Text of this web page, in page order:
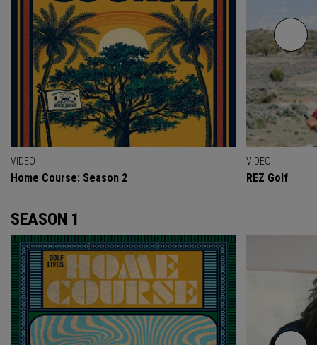
VIDEO
Home Course: Season 2
VIDEO
REZ Golf
SEASON 1